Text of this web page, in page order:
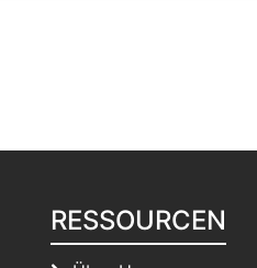
RESSOURCEN